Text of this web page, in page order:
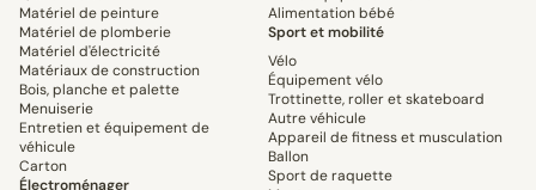
Matériel de peinture
Matériel de plomberie
Matériel d'électricité
Matériaux de construction
Bois, planche et palette
Menuiserie
Entretien et équipement de
véhicule
Carton
Électroménager
Alimentation bébé
Sport et mobilité
Vélo
Équipement vélo
Trottinette, roller et skateboard
Autre véhicule
Appareil de fitness et musculation
Ballon
Sport de raquette